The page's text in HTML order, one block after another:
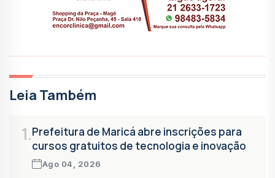
Leia Também
1.Prefeitura de Maricá abre inscrições para
cursos gratuitos de tecnologia e inovação
Ago 04, 2026